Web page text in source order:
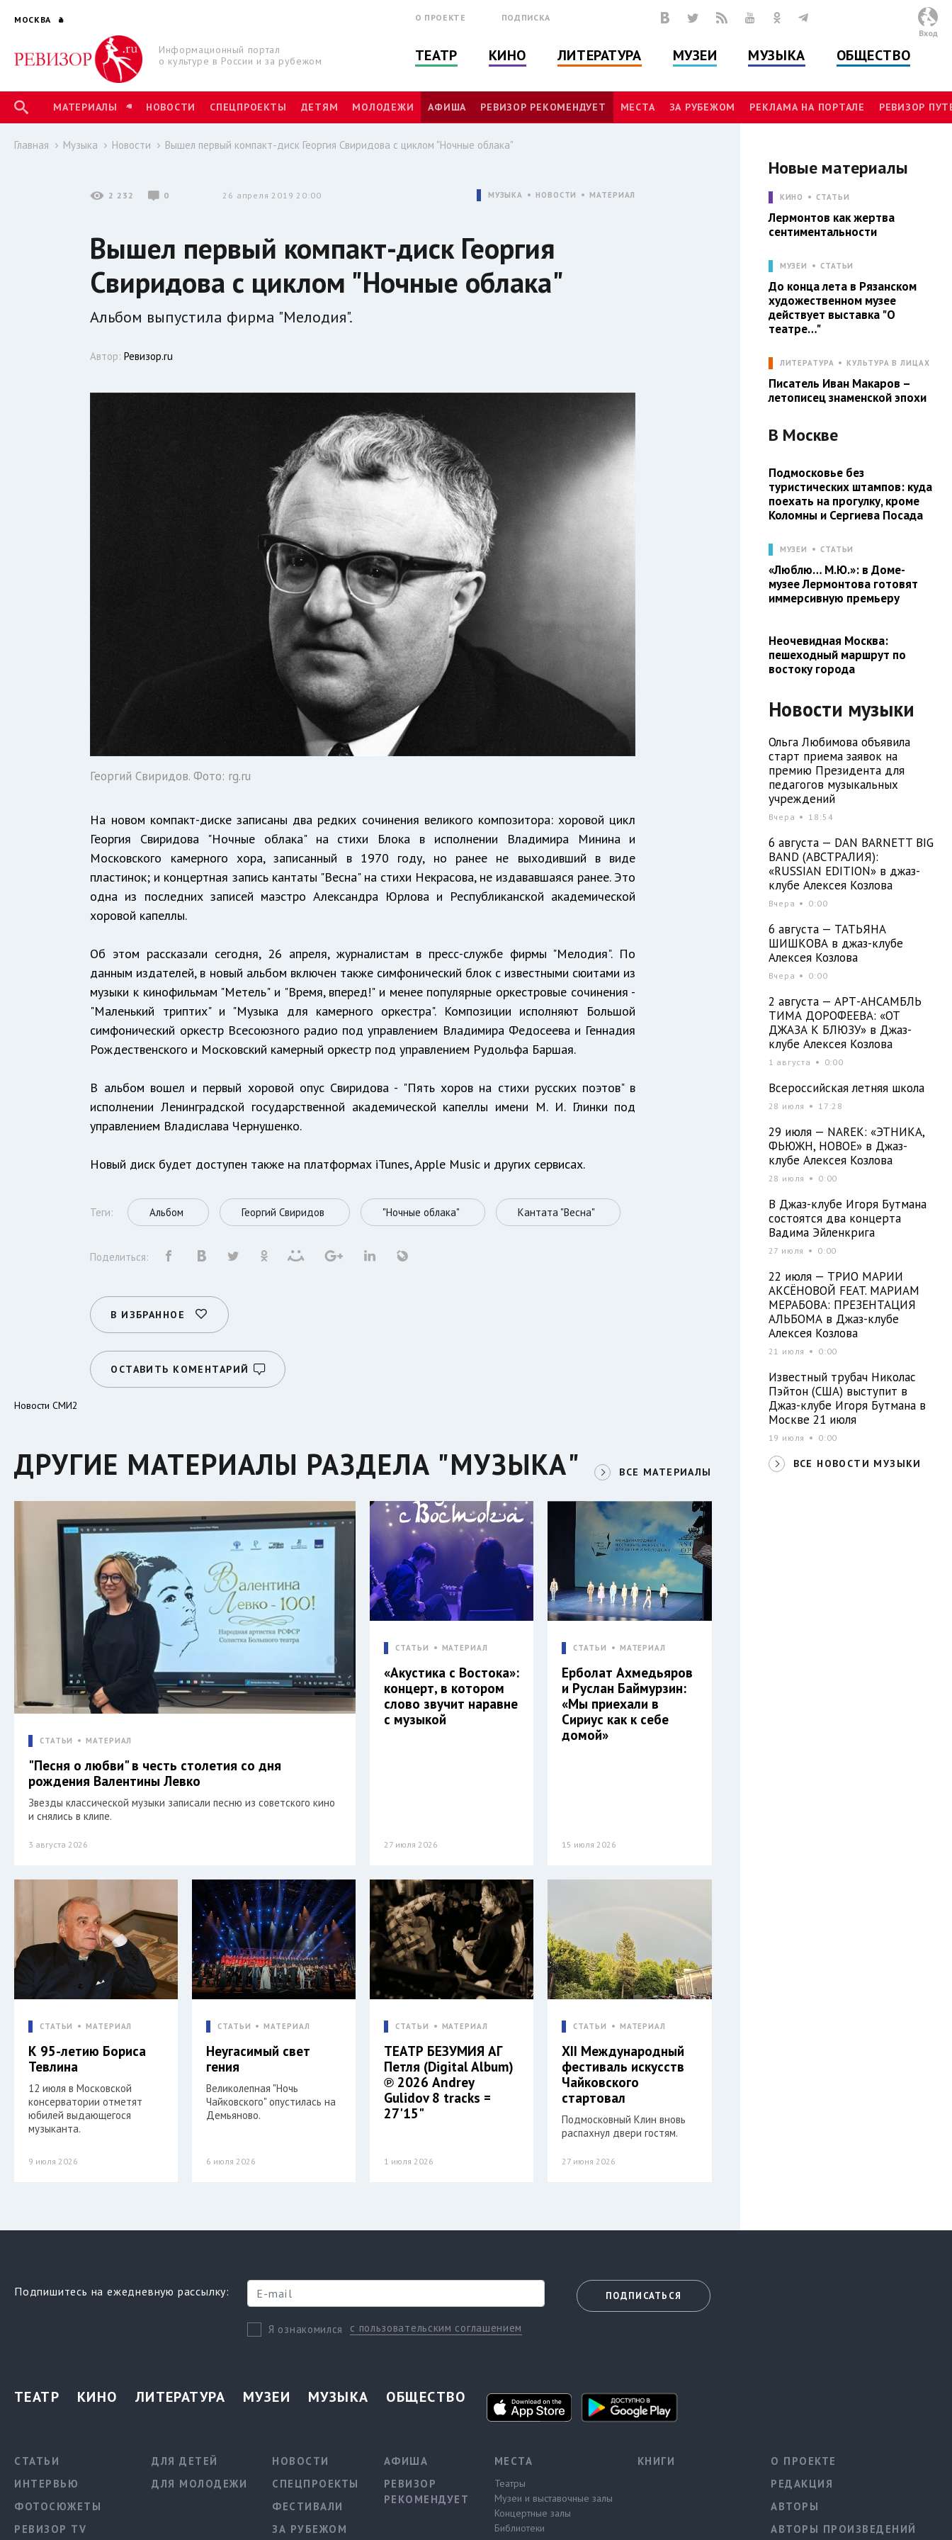
МОСКВА
Информационный портал
о культуре в России и за рубежом
О ПРОЕКТЕ ПОДПИСКА
ТЕАТР КИНО ЛИТЕРАТУРА МУЗЕИ МУЗЫКА ОБЩЕСТВО
Вход
МАТЕРИАЛЫ НОВОСТИ СПЕЦПРОЕКТЫ ДЕТЯМ МОЛОДЕЖИ АФИША РЕВИЗОР РЕКОМЕНДУЕТ МЕСТА ЗА РУБЕЖОМ РЕКЛАМА НА ПОРТАЛЕ РЕВИЗОР
Главная Музыка Новости Вышел первый компакт-диск Георгия Свиридова с циклом "Ночные облака"
2 232 0 26 апреля 2019 20:00 МУЗЫКА НОВОСТИ МАТЕРИАЛ
Вышел первый компакт-диск Георгия
Свиридова с циклом "Ночные облака"
Альбом выпустила фирма "Мелодия".
Автор:Ревизор.ru
Георгий Свиридов. Фото: rg.ru
На новом компакт-диске записаны два редких сочинения великого композитора: хоровой цикл
Георгия Свиридова "Ночные облака" на стихи Блока в исполнении Владимира Минина и
Московского камерного хора, записанный в 1970 году, но ранее не выходивший в виде
пластинок; и концертная запись кантаты "Весна" на стихи Некрасова, не издававшаяся ранее. Это
одна из последних записей маэстро Александра Юрлова и Республиканской академической
хоровой капеллы.
Об этом рассказали сегодня, 26 апреля, журналистам в пресс-службе фирмы "Мелодия". По
данным издателей, в новый альбом включен также симфонический блок с известными сюитами из
музыки к кинофильмам "Метель" и "Время, вперед!" и менее популярные оркестровые сочинения -
"Маленький триптих" и "Музыка для камерного оркестра". Композиции исполняют Большой
симфонический оркестр Всесоюзного радио под управлением Владимира Федосеева и Геннадия
Рождественского и Московский камерный оркестр под управлением Рудольфа Баршая.
В альбом вошел и первый хоровой опус Свиридова - "Пять хоров на стихи русских поэтов" в
исполнении Ленинградской государственной академической капеллы имени М. И. Глинки под
управлением Владислава Чернушенко.
Новый диск будет доступен также на платформах iTunes, Apple Music и других сервисах.
Теги: Альбом Георгий Свиридов "Ночные облака" Кантата "Весна"
Поделиться:
В ИЗБРАННОЕ
ОСТАВИТЬ КОМЕНТАРИЙ
Новости СМИ2
ДРУГИЕ МАТЕРИАЛЫ РАЗДЕЛА "МУЗЫКА" ВСЕ МАТЕРИАЛЫ
СТАТЬИ МАТЕРИАЛ
"Песня о любви" в честь столетия со дня
рождения Валентины Левко
Звезды классической музыки записали песню из советского кино
и снялись в клипе.
3 августа 2026
СТАТЬИ МАТЕРИАЛ
«Акустика с Востока»:
концерт, в котором
слово звучит наравне
с музыкой
27 июля 2026
СТАТЬИ МАТЕРИАЛ
Ерболат Ахмедьяров
и Руслан Баймурзин:
«Мы приехали в
Сириус как к себе
домой»
15 июля 2026
СТАТЬИ МАТЕРИАЛ
К 95-летию Бориса
Тевлина
12 июля в Московской
консерватории отметят
юбилей выдающегося
музыканта.
9 июля 2026
СТАТЬИ МАТЕРИАЛ
Неугасимый свет
гения
Великолепная "Ночь
Чайковского" опустилась на
Демьяново.
6 июля 2026
СТАТЬИ МАТЕРИАЛ
ТЕАТР БЕЗУМИЯ АГ
Петля (Digital Album)
℗ 2026 Andrey
Gulidov 8 tracks =
27'15"
1 июля 2026
СТАТЬИ МАТЕРИАЛ
XII Международный
фестиваль искусств
Чайковского
стартовал
Подмосковный Клин вновь
распахнул двери гостям.
27 июня 2026
Новые материалы
КИНО СТАТЬИ
Лермонтов как жертва
сентиментальности
МУЗЕИ СТАТЬИ
До конца лета в Рязанском
художественном музее
действует выставка "О
театре…"
ЛИТЕРАТУРА КУЛЬТУРА В ЛИЦАХ
Писатель Иван Макаров –
летописец знаменской эпохи
В Москве
Подмосковье без
туристических штампов: куда
поехать на прогулку, кроме
Коломны и Сергиева Посада
МУЗЕИ СТАТЬИ
«Люблю… М.Ю.»: в Доме-
музее Лермонтова готовят
иммерсивную премьеру
Неочевидная Москва:
пешеходный маршрут по
востоку города
Новости музыки
Ольга Любимова объявила
старт приема заявок на
премию Президента для
педагогов музыкальных
учреждений
Вчера 18:54
6 августа — DAN BARNETT BIG
BAND (АВСТРАЛИЯ):
«RUSSIAN EDITION» в джаз-
клубе Алексея Козлова
Вчера 0:00
6 августа — ТАТЬЯНА
ШИШКОВА в джаз-клубе
Алексея Козлова
Вчера 0:00
2 августа — АРТ-АНСАМБЛЬ
ТИМА ДОРОФЕЕВА: «ОТ
ДЖАЗА К БЛЮЗУ» в Джаз-
клубе Алексея Козлова
1 августа 0:00
Всероссийская летняя школа
28 июля 17:28
29 июля — NAREK: «ЭТНИКА,
ФЬЮЖН, НОВОЕ» в Джаз-
клубе Алексея Козлова
28 июля 0:00
В Джаз-клубе Игоря Бутмана
состоятся два концерта
Вадима Эйленкрига
27 июля 0:00
22 июля — ТРИО МАРИИ
АКСЁНОВОЙ FEAT. МАРИАМ
МЕРАБОВА: ПРЕЗЕНТАЦИЯ
АЛЬБОМА в Джаз-клубе
Алексея Козлова
21 июля 0:00
Известный трубач Николас
Пэйтон (США) выступит в
Джаз-клубе Игоря Бутмана в
Москве 21 июля
19 июля 0:00
ВСЕ НОВОСТИ МУЗЫКИ
Подпишитесь на ежедневную рассылку:
Я ознакомился с пользовательским соглашением
ПОДПИСАТЬСЯ
ТЕАТР КИНО ЛИТЕРАТУРА МУЗЕИ МУЗЫКА ОБЩЕСТВО
СТАТЬИ
ИНТЕРВЬЮ
ФОТОСЮЖЕТЫ
РЕВИЗОР TV
ДЛЯ ДЕТЕЙ
ДЛЯ МОЛОДЕЖИ
НОВОСТИ
СПЕЦПРОЕКТЫ
ФЕСТИВАЛИ
ЗА РУБЕЖОМ
АФИША
РЕВИЗОР
РЕКОМЕНДУЕТ
МЕСТА
Театры
Музеи и выставочные залы
Концертные залы
Библиотеки
КНИГИ
О ПРОЕКТЕ
РЕДАКЦИЯ
АВТОРЫ
АВТОРЫ ПРОИЗВЕДЕНИЙ